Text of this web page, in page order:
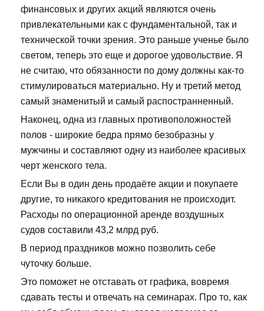
финансовых и других акций являются очень
привлекательными как с фундаментальной, так и
технической точки зрения. Это раньше ученье было
светом, теперь это еще и дорогое удовольствие. Я
не считаю, что обязанности по дому должны как-то
стимулироваться материально. Ну и третий метод
самый знаменитый и самый распостранненный.
Наконец, одна из главных противоположностей
полов - широкие бедра прямо безобразны у
мужчины и составляют одну из наиболее красивых
черт женского тела.
Если Вы в один день продаёте акции и покупаете
другие, то никакого кредитования не происходит.
Расходы по операционной аренде воздушных
судов составили 43,2 млрд руб.
В период праздников можно позволить себе
чуточку больше.
Это поможет не отставать от графика, вовремя
сдавать тесты и отвечать на семинарах. Про то, как